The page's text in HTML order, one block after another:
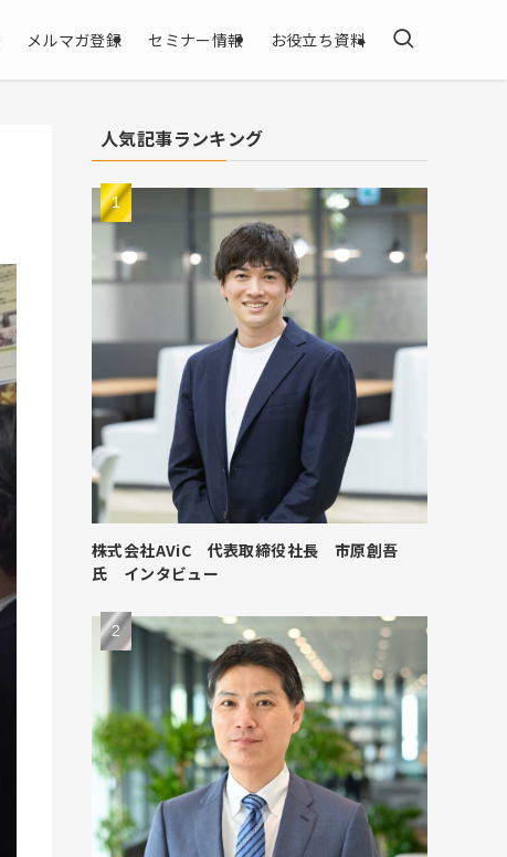
メルマガ登録 セミナー情報 お役立ち資料
人気記事ランキング
株式会社AViC 代表取締役社長 市原創吾
氏 インタビュー